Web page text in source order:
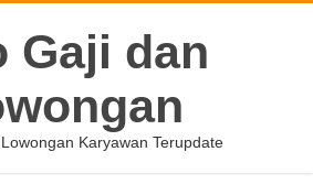
Gaji dan
Karyawan Terupdate